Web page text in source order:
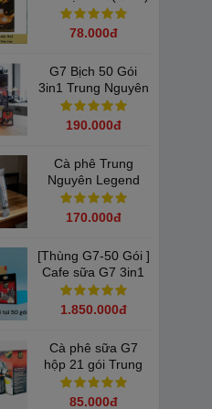
Hộp 12 gói
78.000đ
G7 Bịch 50 Gói
3in1 Trung Nguyên
190.000đ
Cà phê Trung
Nguyên Legend
Special Edition Hộp
450G (25g x 18
170.000đ
[Thùng G7-50 Gói ]
Cafe sữa G7 3in1
Trung Nguyên (
800g / gói - Thùng
1.850.000đ
Cà phê sữa G7
hộp 21 gói Trung
Nguyên
85.000đ